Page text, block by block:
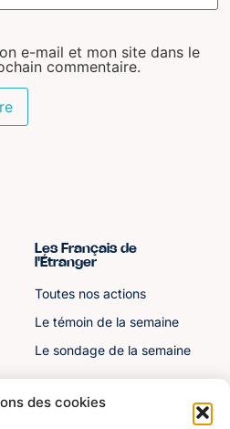
des cookies
e-mail et mon site dans le
commentaire.
Les Français de
l'Étranger
Toutes nos actions
Le témoin de la semaine
Le sondage de la semaine